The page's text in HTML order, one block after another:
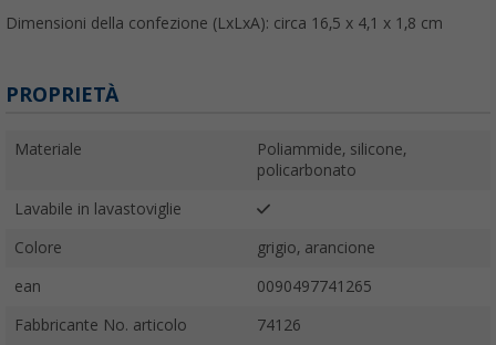
Dimensioni della confezione (LxLxA): circa 16,5 x 4,1 x 1,8 cm
PROPRIETÀ
Materiale
Poliammide, silicone,
policarbonato
Lavabile in lavastoviglie
Colore grigio, arancione
ean 0090497741265
Fabbricante No. articolo 74126